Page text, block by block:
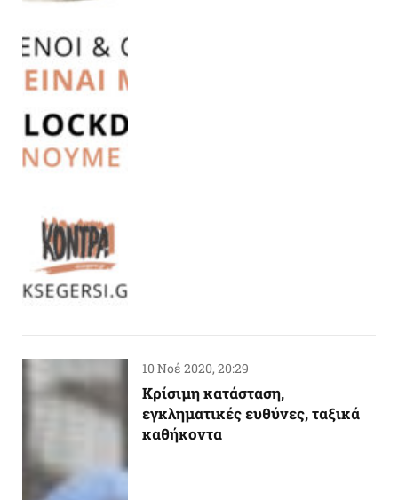
10 Νοέ 2020, 20:29
Κρίσιμη κατάσταση,
εγκληματικές ευθύνες, ταξικά
καθήκοντα